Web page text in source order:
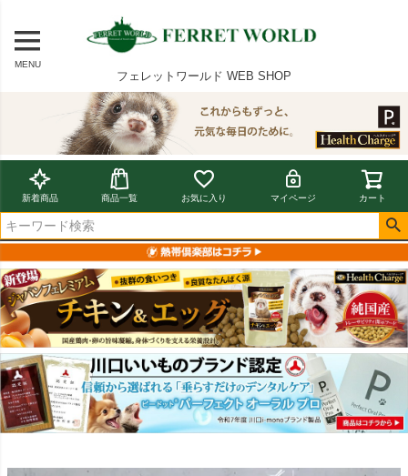
MENU
フェレットワールド WEB SHOP
新着商品 商品一覧 お気に入り マイページ カート